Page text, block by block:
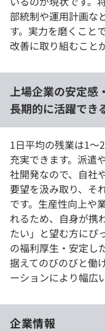
部統制や運用計画な
す。実力を磨くこと
改善に取り組むこと
上場企業の安定感
長期的に活躍でき
1日平均の残業は1～
充実できます。派遣
社開発なので、自社
要望を汲み取り、そ
です。生産性向上や
れるため、自身が携
たい」と望む方にぴ
の福利厚生・安定し
据えてのびのびと働
ーションにより幅広
企業情報